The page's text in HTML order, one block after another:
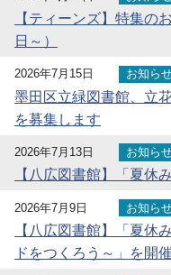
【ティーンズ】特集の
日～）
2026年7月15日 お知ら
墨田区立緑図書館、立
を募集します
2026年7月13日 お知ら
【八広図書館】「夏休
2026年7月9日 お知ら
【八広図書館】「夏
ドをつくろう～」を開